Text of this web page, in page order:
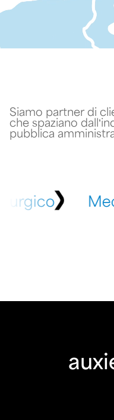
Siamo partner di
che spaziano
pubblica